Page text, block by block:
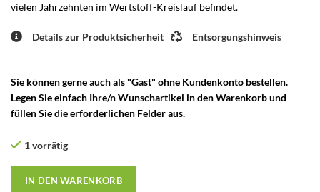
vielen Jahrzehnten im Wertstoff-Kreislauf befindet.
Details zur Produktsicherheit Entsorgungshinweis
Sie können gerne auch als "Gast" ohne Kundenkonto bestellen.
Legen Sie einfach Ihre/n Wunschartikel in den Warenkorb und
füllen Sie die erforderlichen Felder aus.
1 vorrätig
IN DEN WARENKORB